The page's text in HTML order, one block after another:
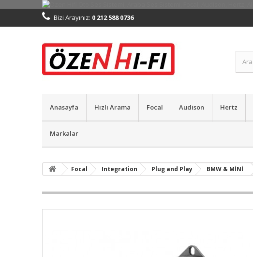
Bizi Arayınız: 0 212 588 0736
Anasayfa Hızlı Arama Focal Audison Hertz
Markalar
Focal Integration Plug and Play BMW & MİNİ